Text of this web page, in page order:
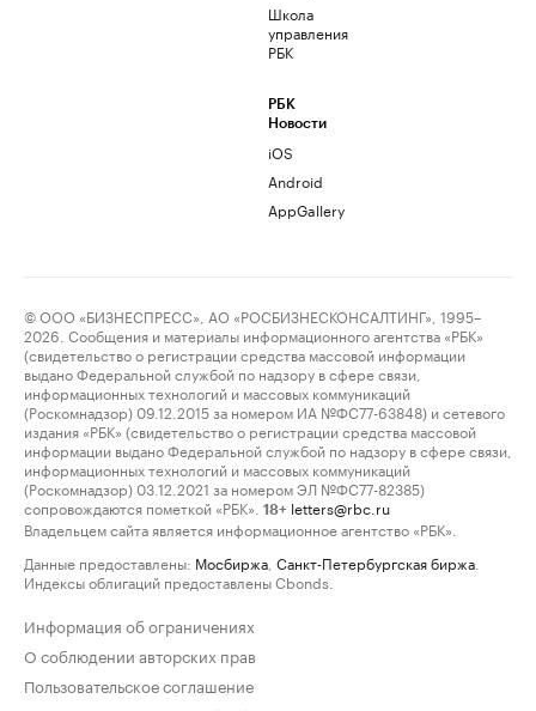
Школа
управления
РБК
РБК
Новости
iOS
Android
AppGallery
© ООО «БИЗНЕСПРЕСС», АО «РОСБИЗНЕСКОНСАЛТИНГ», 1995–
2026. Сообщения и материалы информационного агентства «РБК»
(свидетельство о регистрации средства массовой информации
выдано Федеральной службой по надзору в сфере связи,
информационных технологий и массовых коммуникаций
(Роскомнадзор) 09.12.2015 за номером ИА №ФС77-63848) и сетевого
издания «РБК» (свидетельство о регистрации средства массовой
информации выдано Федеральной службой по надзору в сфере связи,
информационных технологий и массовых коммуникаций
(Роскомнадзор) 03.12.2021 за номером ЭЛ №ФС77-82385)
сопровождаются пометкой «РБК».
18+ letters@rbc.ru
Владельцем сайта является информационное агентство «РБК».
Данные предоставлены: Мосбиржа Санкт-Петербургская биржа
Индексы облигаций предоставлены Cbonds.
Информация об ограничениях
О соблюдении авторских прав
Пользовательское соглашение